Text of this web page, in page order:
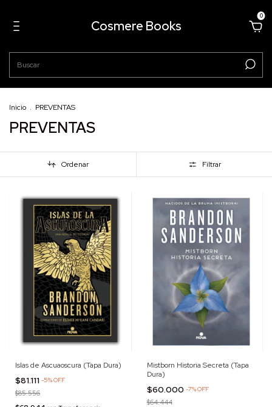
Cosmere Books
0
Inicio . PREVENTAS
PREVENTAS
Ordenar Filtrar
Islas de Ascuaoscura (Tapa Dura)
$81.111 -5%OFF
$85.556
Mistborn Historia Secreta (Tapa
Dura)
$60.000 -7%OFF
$64.444